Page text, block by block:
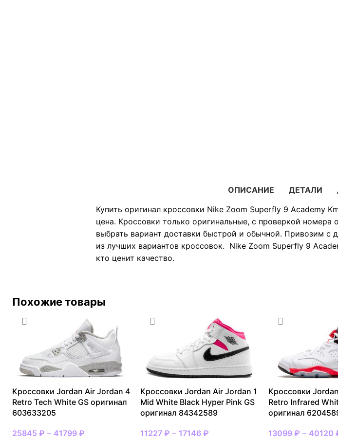
ОПИСАНИЕ ДЕТАЛИ
Купить оригинал кроссовки Nike Zoom Superfly 9 Academy
цена. Кроссовки только оригинальные, с проверкой
выбрать вариант доставки быстрой и обычной. Привозим с
из лучших вариантов кроссовок. Nike Zoom Superfly 9
кто ценит качество.
Похожие товары
Кроссовки Jordan Air Jordan 4
Retro Tech White GS оригинал
603633205
25845 ₽ – 41799 ₽
Кроссовки Jordan Air Jordan 1
Mid White Black Hyper Pink GS
оригинал 84342589
11227 ₽ – 17146 ₽
Кроссовки
Retro Infrared
оригинал
13099 ₽ – 40120